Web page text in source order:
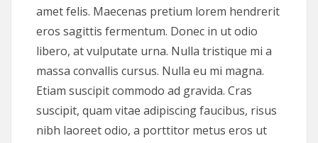
amet felis. Maecenas pretium lorem hendrerit
eros sagittis fermentum. Donec in ut odio
libero, at vulputate urna. Nulla tristique mi a
massa convallis cursus. Nulla eu mi magna.
Etiam suscipit commodo ad gravida. Cras
suscipit, quam vitae adipiscing faucibus, risus
nibh laoreet odio, a porttitor metus eros ut